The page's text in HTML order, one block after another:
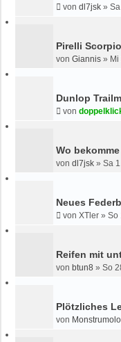
von dl7jsk »
Pirelli
von Giannis »
Dunlop
von
Wo
von dl7jsk » Sa
Neues
von XTler » So
Reifen mit
von btun8 » So
Plötzliches
von